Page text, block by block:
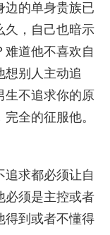
边的单身贵族已
久，自己也暗示
难道他不喜欢自
想别人主动追
生不追求你的原
全的征服他。
追求都必须让自
必须是主控或者
得到或者不懂得